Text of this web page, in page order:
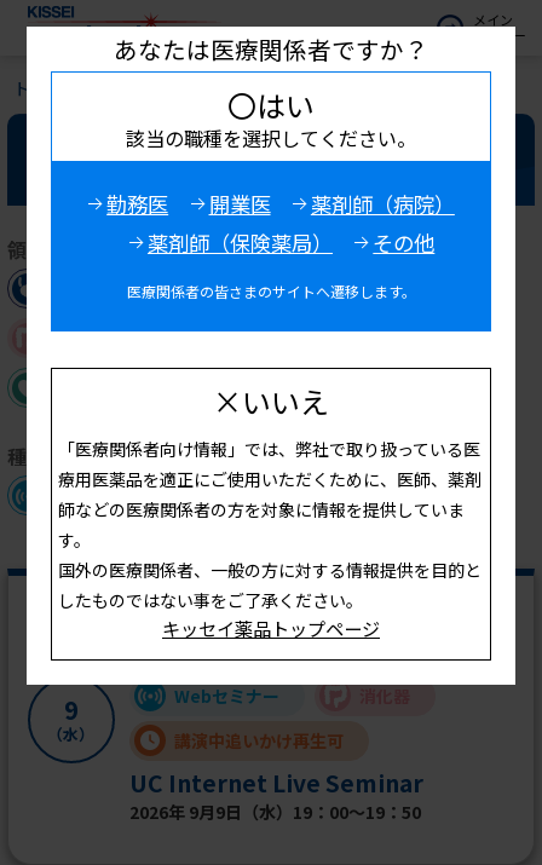
メイン
メニュー
トップ 学会・セミナー開催予定
学会・セミナー開催予定
領域を選ぶ
腎・透析 代謝・内分泌
消化器 Women's Health
種別を選ぶ
Webセミナー 学会共催セミナー
9
（水）
Webセミナー
講演中追いかけ再生可
UC Internet Live Seminar
2026年 9月9日（水）19：00～19：50
あなたは医療関係者ですか？
〇はい
該当の職種を選択してください。
勤務医 開業医
薬剤師（病院）
薬剤師（保険薬局）
その他
医療関係者の皆さまのサイトへ遷移します。
×いいえ
「医療関係者向け情報」では、弊社で取り扱っている医
療用医薬品を適正にご使用いただくために、医師、薬剤
師などの医療関係者の方を対象に情報を提供していま
す。
国外の医療関係者、一般の方に対する情報提供を目的と
したものではない事をご了承ください。
キッセイ薬品トップページ